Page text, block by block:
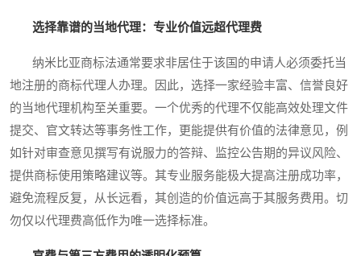
选择靠谱的当地代理：专业价值远超代理费
纳米比亚商标法通常要求非居住于该国的申请人必须委托当
地注册的商标代理人办理。因此，选择一家经验丰富、信誉良好
的当地代理机构至关重要。一个优秀的代理不仅能高效处理文件
提交、官文转达等事务性工作，更能提供有价值的法律意见，例
如针对审查意见撰写有说服力的答辩、监控公告期的异议风险、
提供商标使用策略建议等。其专业服务能极大提高注册成功率，
避免流程反复，从长远看，其创造的价值远高于其服务费用。切
勿仅以代理费高低作为唯一选择标准。